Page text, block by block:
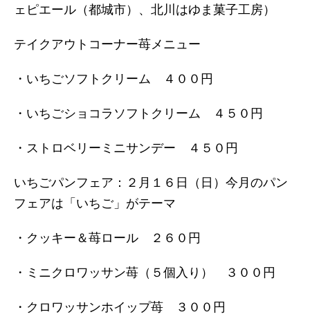
ェピエール（都城市）、北川はゆま菓子工房）
テイクアウトコーナー苺メニュー
・いちごソフトクリーム ４００円
・いちごショコラソフトクリーム ４５０円
・ストロベリーミニサンデー ４５０円
いちごパンフェア：２月１６日（日）今月のパン
フェアは「いちご」がテーマ
・クッキー＆苺ロール ２６０円
・ミニクロワッサン苺（５個入り） ３００円
・クロワッサンホイップ苺 ３００円